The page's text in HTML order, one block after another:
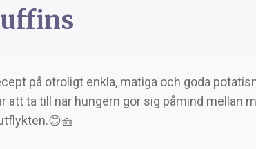
på otroligt enkla, matiga och goda
att ta till när hungern gör sig påmind mellan